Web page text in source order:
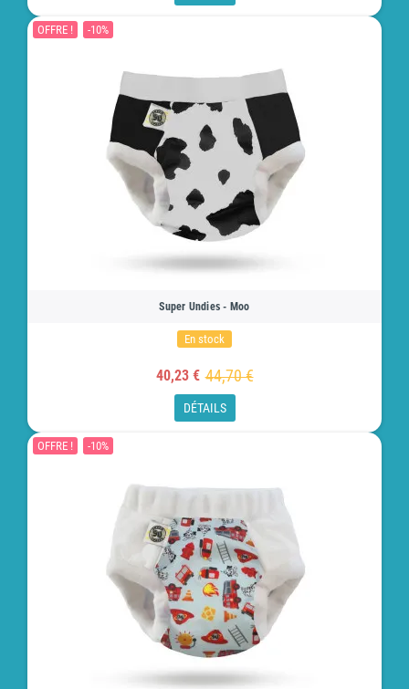
OFFRE ! -10%
Super Undies - Moo
En stock
40,23 € 44,70 €
DÉTAILS
OFFRE ! -10%